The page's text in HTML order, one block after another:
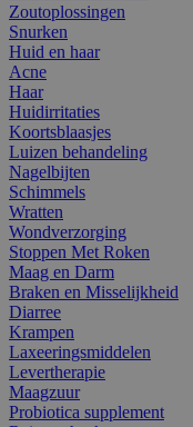
Zoutoplossingen
Snurken
Huid en haar
Acne
Haar
Huidirritaties
Koortsblaasjes
Luizen behandeling
Nagelbijten
Schimmels
Wratten
Wondverzorging
Stoppen Met Roken
Maag en Darm
Braken en Misselijkheid
Diarree
Krampen
Laxeeringsmiddelen
Levertherapie
Maagzuur
Probiotica supplement